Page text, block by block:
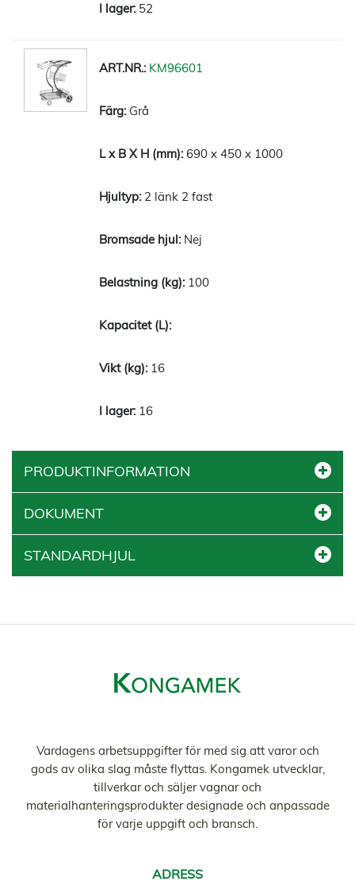
52
KM96601
Grå
690 x 450 x 1000
2 länk 2 fast
Nej
100
16
16
PRODUKTINFORMATION
DOKUMENT
STANDARDHJUL
Vardagens arbetsuppgifter för med sig att varor och
gods av olika slag måste flyttas. Kongamek utvecklar,
tillverkar och säljer vagnar och
materialhanteringsprodukter designade och anpassade
för varje uppgift och bransch.
ADRESS